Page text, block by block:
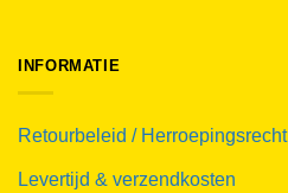
INFORMATIE
Retourbeleid / Herroepingsrecht
Levertijd & verzendkosten